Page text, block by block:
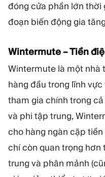
đóng cửa phần lớn thời
đoạn biến động gia
Wintermute – Tiền
Wintermute là một nhà
hàng đầu trong lĩnh
tham gia chính trong
và phi tập trung,
cho hàng ngàn cặp
chí còn quan trọng
trung và phân mảnh